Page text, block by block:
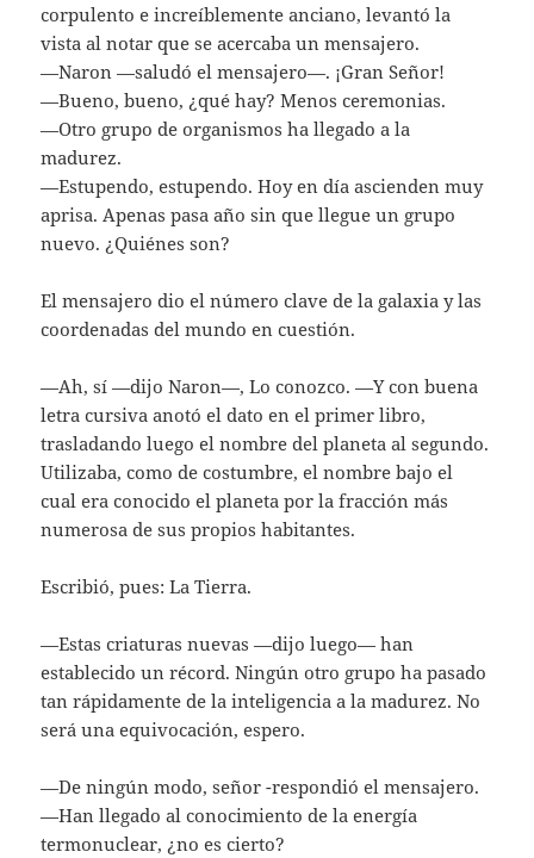
corpulento e increíblemente anciano, levantó la
vista al notar que se acercaba un mensajero.
—Naron —saludó el mensajero—. ¡Gran Señor!
—Bueno, bueno, ¿qué hay? Menos ceremonias.
—Otro grupo de organismos ha llegado a la
madurez.
—Estupendo, estupendo. Hoy en día ascienden muy
aprisa. Apenas pasa año sin que llegue un grupo
nuevo. ¿Quiénes son?
El mensajero dio el número clave de la galaxia y las
coordenadas del mundo en cuestión.
—Ah, sí —dijo Naron—, Lo conozco. —Y con buena
letra cursiva anotó el dato en el primer libro,
trasladando luego el nombre del planeta al segundo.
Utilizaba, como de costumbre, el nombre bajo el
cual era conocido el planeta por la fracción más
numerosa de sus propios habitantes.
Escribió, pues: La Tierra.
—Estas criaturas nuevas —dijo luego— han
establecido un récord. Ningún otro grupo ha pasado
tan rápidamente de la inteligencia a la madurez. No
será una equivocación, espero.
—De ningún modo, señor -respondió el mensajero.
—Han llegado al conocimiento de la energía
termonuclear, ¿no es cierto?